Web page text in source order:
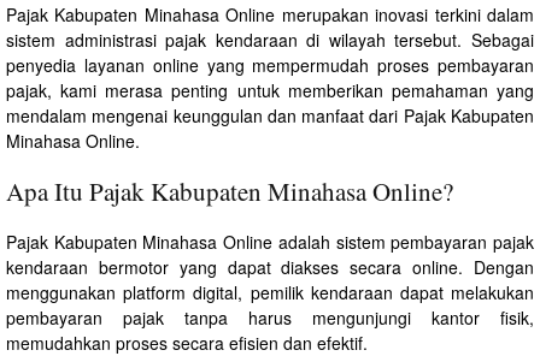
Pajak Kabupaten Minahasa Online merupakan inovasi terkini dalam
sistem administrasi pajak kendaraan di wilayah tersebut. Sebagai
penyedia layanan online yang mempermudah proses pembayaran
pajak, kami merasa penting untuk memberikan pemahaman yang
mendalam mengenai keunggulan dan manfaat dari Pajak Kabupaten
Minahasa Online.
Apa Itu Pajak Kabupaten Minahasa Online?
Pajak Kabupaten Minahasa Online adalah sistem pembayaran pajak
kendaraan bermotor yang dapat diakses secara online. Dengan
menggunakan platform digital, pemilik kendaraan dapat melakukan
pembayaran pajak tanpa harus mengunjungi kantor fisik,
memudahkan proses secara efisien dan efektif.